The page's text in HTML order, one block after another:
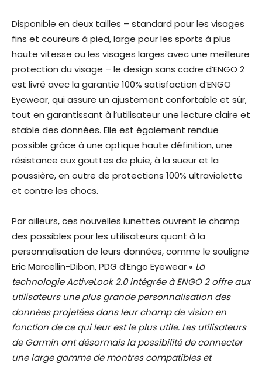
Disponible en deux tailles – standard pour les visages
fins et coureurs à pied, large pour les sports à plus
haute vitesse ou les visages larges avec une meilleure
protection du visage – le design sans cadre d’ENGO 2
est livré avec la garantie 100% satisfaction d’ENGO
Eyewear, qui assure un ajustement confortable et sûr,
tout en garantissant à l’utilisateur une lecture claire et
stable des données. Elle est également rendue
possible grâce à une optique haute définition, une
résistance aux gouttes de pluie, à la sueur et la
poussière, en outre de protections 100% ultraviolette
et contre les chocs.
Par ailleurs, ces nouvelles lunettes ouvrent le champ
des possibles pour les utilisateurs quant à la
personnalisation de leurs données, comme le souligne
Eric Marcellin-Dibon, PDG d’Engo Eyewear « La
technologie ActiveLook 2.0 intégrée à ENGO 2 offre aux
utilisateurs une plus grande personnalisation des
données projetées dans leur champ de vision en
fonction de ce qui leur est le plus utile. Les utilisateurs
de Garmin ont désormais la possibilité de connecter
une large gamme de montres compatibles et